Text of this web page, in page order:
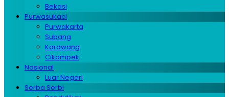
Bekasi
Purwasukaci
Purwakarta
Subang
Karawang
Cikampek
Nasional
Luar Negeri
Serba Serbi